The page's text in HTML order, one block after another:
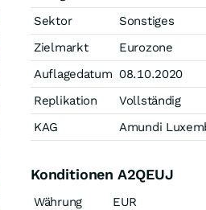
Sektor
Sonstiges
Zielmarkt
Eurozone
Auflagedatum 08.10.2020
Replikation
Vollständig
KAG
Amundi
Konditionen A2QEUJ
Währung
EUR